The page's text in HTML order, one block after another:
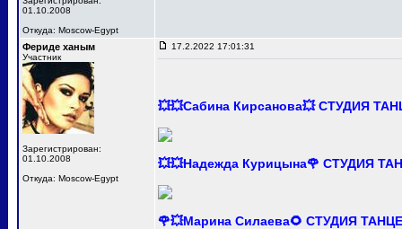
01.10.2008
Откуда: Moscow-Egypt
Фериде ханым
Участник
Зарегистрирован:
01.10.2008
Откуда: Moscow-Egypt
17.2.2022 17:01:31
💥💥Сабина Кирсанова💥 СТУДИЯ
💥💥Надежда Курицына🌹 СТУДИЯ
🌹💥Марина Силаева🌻 СТУДИЯ